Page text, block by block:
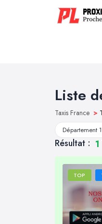
Liste
Taxis France >
Département
Résultat : 1
TOP